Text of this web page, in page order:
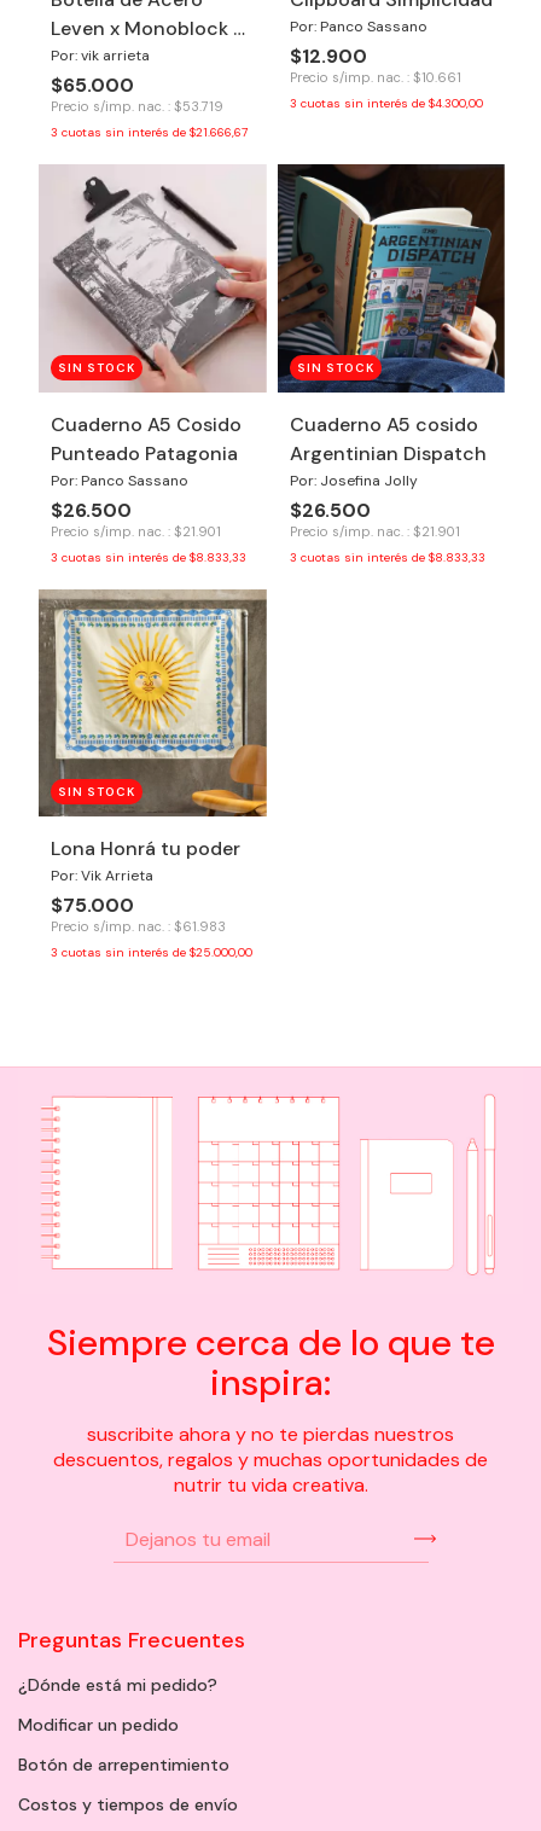
Leven x Monoblock -
Honrá tu poder
Por: vik arrieta
$65.000
Precio s/imp. nac. : $53.719
3 cuotas sin interés de $21.666,67
Por: Panco Sassano
$12.900
Precio s/imp. nac. : $10.661
3 cuotas sin interés de $4.300,00
SIN STOCK
Cuaderno A5 Cosido
Punteado Patagonia
Por: Panco Sassano
$26.500
Precio s/imp. nac. : $21.901
3 cuotas sin interés de $8.833,33
SIN STOCK
Cuaderno A5 cosido
Argentinian Dispatch
Por: Josefina Jolly
$26.500
Precio s/imp. nac. : $21.901
3 cuotas sin interés de $8.833,33
SIN STOCK
Lona Honrá tu poder
Por: Vik Arrieta
$75.000
Precio s/imp. nac. : $61.983
3 cuotas sin interés de $25.000,00
Siempre cerca de lo que te
inspira:
suscribite ahora y no te pierdas nuestros
descuentos, regalos y muchas oportunidades de
nutrir tu vida creativa.
Preguntas Frecuentes
¿Dónde está mi pedido?
Modificar un pedido
Botón de arrepentimiento
Costos y tiempos de envío